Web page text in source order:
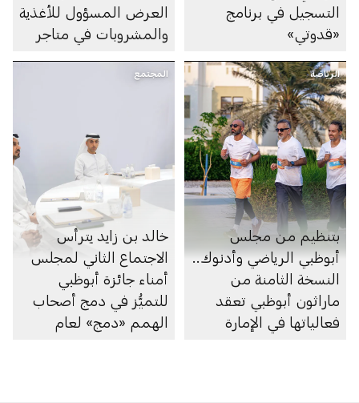
التسجيل في برنامج
«قدوتي»
العرض المسؤول للأغذية
والمشروبات في متاجر
الإلكترونية
الرياضة
بتنظيم من مجلس
أبوظبي الرياضي وأدنوك..
النسخة الثامنة من
ماراثون أبوظبي تعقد
فعالياتها في الإمارة
المجتمع
خالد بن زايد يترأس
الاجتماع الثاني لمجلس
أمناء جائزة أبوظبي
للتميُّز في دمج أصحاب
الهمم «دمج» لعام